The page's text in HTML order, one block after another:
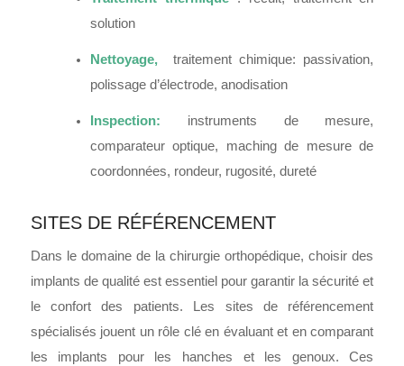
solution
Nettoyage,traitement chimique: passivation,
polissage d’électrode, anodisation
Inspection: instruments de mesure,
comparateur optique, maching de mesure de
coordonnées, rondeur, rugosité, dureté
SITES DE RÉFÉRENCEMENT
Dans le domaine de la chirurgie orthopédique, choisir des
implants de qualité est essentiel pour garantir la sécurité et
le confort des patients. Les sites de référencement
spécialisés jouent un rôle clé en évaluant et en comparant
les implants pour les hanches et les genoux. Ces